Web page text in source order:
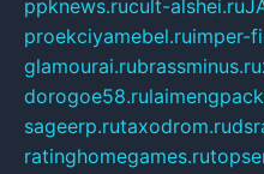
ppknews.rucult-alshei.ru
proekciyamebel.ruimper-
glamourai.rubrassminus.ru
dorogoe58.ru
sageerp.rutaxodrom.ru
ratinghomegames.ru